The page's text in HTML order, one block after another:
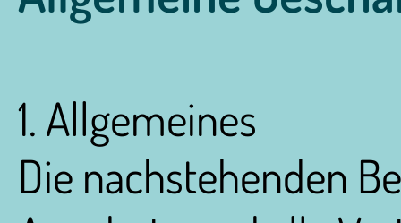
1. Allgemeines
Die nachstehenden